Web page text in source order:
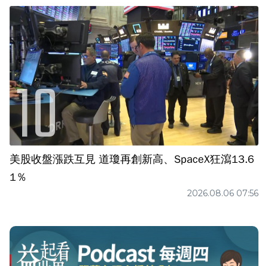
美股收盤漲跌互見 道瓊再創新高、SpaceX狂瀉13.6
1％
2026.08.06 07:56